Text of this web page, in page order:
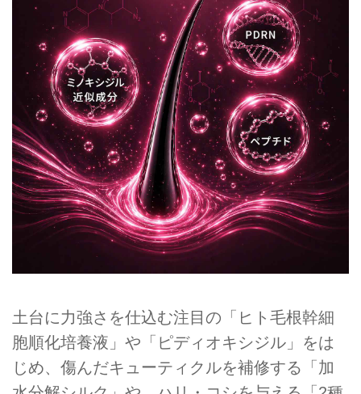
土台に力強さを仕込む注目の「ヒト毛根幹細
胞順化培養液」や「ピディオキシジル」をは
じめ、傷んだキューティクルを補修する「加